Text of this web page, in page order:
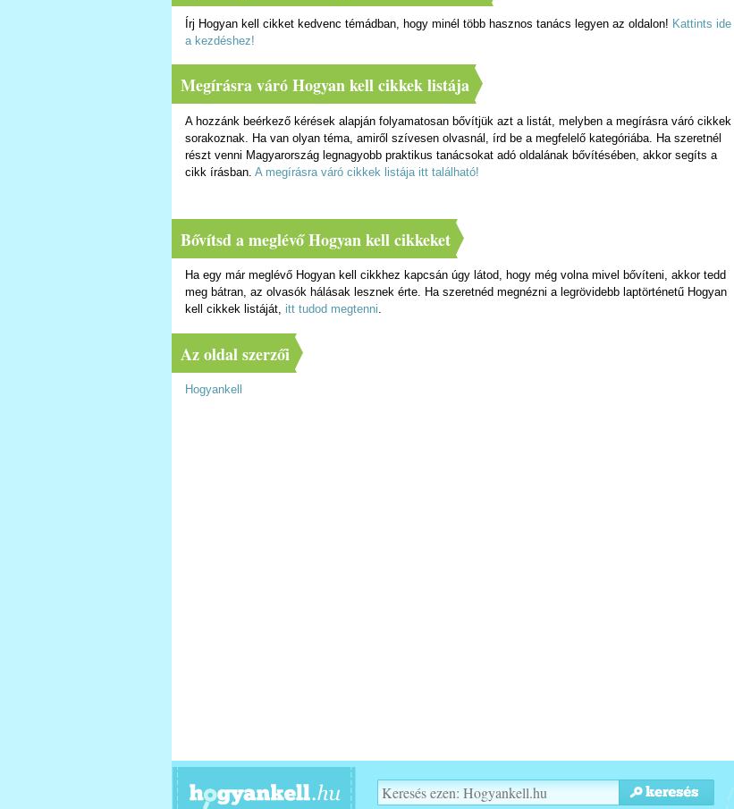
Írj Hogyan kell cikket kedvenc témádban, hogy minél több hasznos tanács legyen az oldalon! Kattints ide
a kezdéshez!
Megírásra váró Hogyan kell cikkek listája
A hozzánk beérkező kérések alapján folyamatosan bővítjük azt a listát, melyben a megírásra váró cikkek
sorakoznak. Ha van olyan téma, amiről szívesen olvasnál, írd be a megfelelő kategóriába. Ha szeretnél
részt venni Magyarország legnagyobb praktikus tanácsokat adó oldalának bővítésében, akkor segíts a
cikk írásban. A megírásra váró cikkek listája itt található!
Bővítsd a meglévő Hogyan kell cikkeket
Ha egy már meglévő Hogyan kell cikkhez kapcsán úgy látod, hogy még volna mivel bővíteni, akkor tedd
meg bátran, az olvasók hálásak lesznek érte. Ha szeretnéd megnézni a legrövidebb laptörténetű Hogyan
kell cikkek listáját, itt tudod megtenni.
Az oldal szerzői
Hogyankell